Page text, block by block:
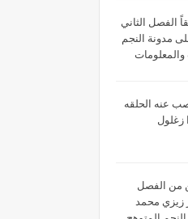
الثاني بقلم
الفصل الثاني
مدونة النجم
والمعلومات
عنه الحلقه
زغلول
من الفصل
زيزي محمد